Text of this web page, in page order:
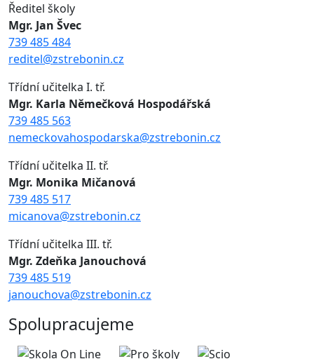
Ředitel školy
Mgr. Jan Švec
739 485 484
reditel@zstrebonin.cz
Třídní učitelka I. tř.
Mgr. Karla Němečková Hospodářská
739 485 563
nemeckovahospodarska@zstrebonin.cz
Třídní učitelka II. tř.
Mgr. Monika Mičanová
739 485 517
micanova@zstrebonin.cz
Třídní učitelka III. tř.
Mgr. Zdeňka Janouchová
739 485 519
janouchova@zstrebonin.cz
Spolupracujeme